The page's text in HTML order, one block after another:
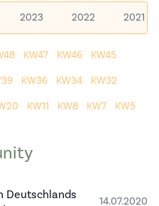
2023 2022 2021
KW47 KW46
KW45
KW36 KW34
KW32
KW11 KW8 KW7 KW5
Deutschlands
14.07.2020